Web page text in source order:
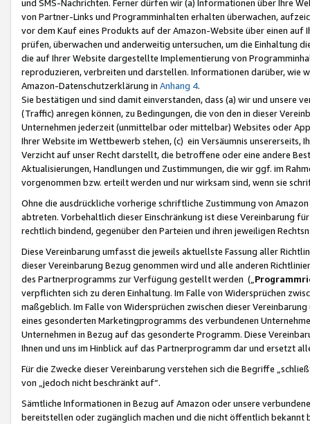
und SMS-Nachrichten. Ferner dürfen wir (a) Informationen über Ihre
von Partner-Links und Programminhalten erhalten überwachen,
vor dem Kauf eines Produkts auf der Amazon-Website über einen
prüfen, überwachen und anderweitig untersuchen, um die Einhaltung
die auf Ihrer Website dargestellte Implementierung von
reproduzieren, verbreiten und darstellen. Informationen darüber, wie
Amazon-Datenschutzerklärung in Anhang 4.
Sie bestätigen und sind damit einverstanden, dass (a) wir und
(Traffic) anregen können, zu Bedingungen, die von den in dieser
Unternehmen jederzeit (unmittelbar oder mittelbar) Websites oder
Ihrer Website im Wettbewerb stehen, (c) ein Versäumnis unsererseits,
Verzicht auf unser Recht darstellt, die betroffene oder eine andere
Aktualisierungen, Handlungen und Zustimmungen, die wir ggf. im
vorgenommen bzw. erteilt werden und nur wirksam sind, wenn sie
Ohne die ausdrückliche vorherige schriftliche Zustimmung von
abtreten. Vorbehaltlich dieser Einschränkung ist diese Vereinbarung
rechtlich bindend, gegenüber den Parteien und ihren jeweiligen
Diese Vereinbarung umfasst die jeweils aktuellste Fassung aller
dieser Vereinbarung Bezug genommen wird und alle anderen
des Partnerprogramms zur Verfügung gestellt werden („
verpflichten sich zu deren Einhaltung. Im Falle von Widersprüchen
maßgeblich. Im Falle von Widersprüchen zwischen dieser
eines gesonderten Marketingprogramms des verbundenen
Unternehmen in Bezug auf das gesonderte Programm. Diese
Ihnen und uns im Hinblick auf das Partnerprogramm dar und ersetzt
Für die Zwecke dieser Vereinbarung verstehen sich die Begriffe
von „jedoch nicht beschränkt auf“.
Sämtliche Informationen in Bezug auf Amazon oder unsere
bereitstellen oder zugänglich machen und die nicht öffentlich